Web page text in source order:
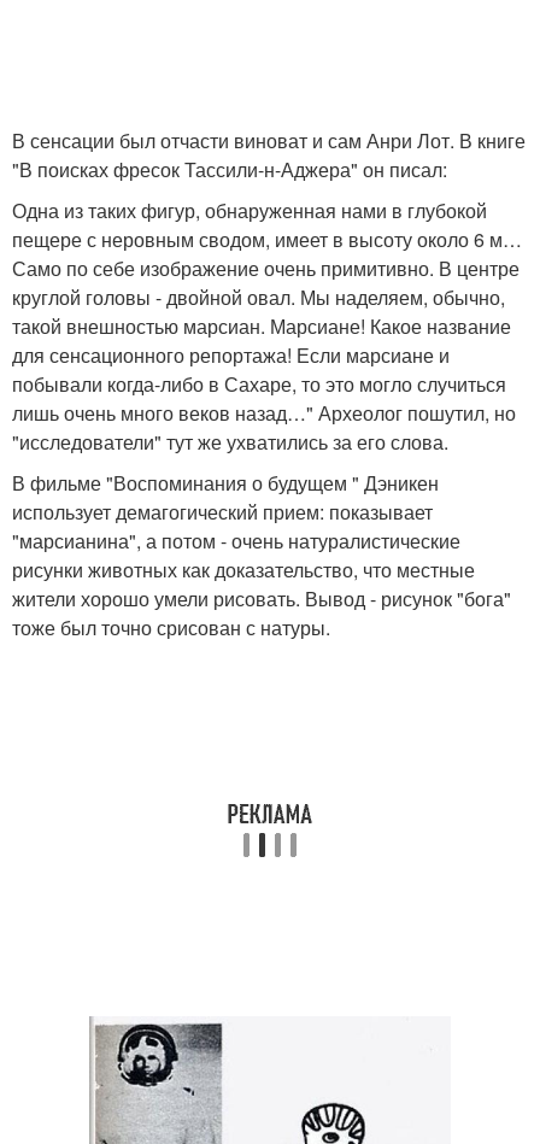
В сенсации был отчасти виноват и сам Анри Лот. В книге
"В поисках фресок Тассили-н-Аджера" он писал:
Одна из таких фигур, обнаруженная нами в глубокой
пещере с неровным сводом, имеет в высоту около 6 м…
Само по себе изображение очень примитивно. В центре
круглой головы - двойной овал. Мы наделяем, обычно,
такой внешностью марсиан. Марсиане! Какое название
для сенсационного репортажа! Если марсиане и
побывали когда-либо в Сахаре, то это могло случиться
лишь очень много веков назад…" Археолог пошутил, но
"исследователи" тут же ухватились за его слова.
В фильме "Воспоминания о будущем " Дэникен
использует демагогический прием: показывает
"марсианина", а потом - очень натуралистические
рисунки животных как доказательство, что местные
жители хорошо умели рисовать. Вывод - рисунок "бога"
тоже был точно срисован с натуры.